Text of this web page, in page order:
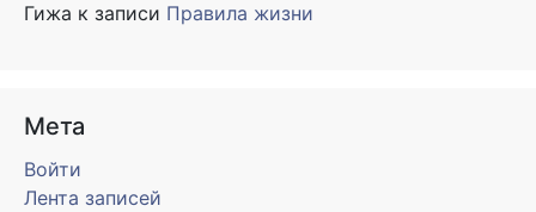
Гижа к записи Правила жизни
Мета
Войти
Лента записей